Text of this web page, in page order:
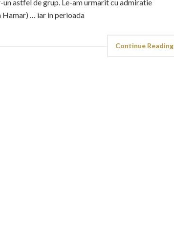
astfel de grup. Le-am urmarit cu admiratie
Hamar) … iar in perioada
Continue Reading